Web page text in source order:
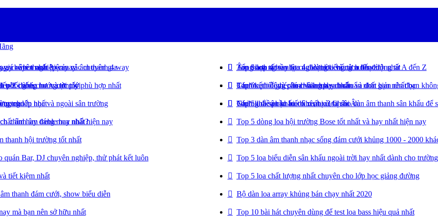
rẻ hot nhất hiện nay Top 5 loa nghe nhạc ngoài trời chống nước đỉnh nhất
trời chống nước cực tốt Top loa di động chính hãng hay nhất
trong lớp học và ngoài sân trường Top 5 loa sân khấu có xuất xứ Châu Âu
âm hay đáng mua nhất hiện nay Top 5 dòng loa hội trường Bose tốt nhất và hay nhất hiện nay
thanh hội trường tốt nhất Top 3 dàn âm thanh nhạc sống đám cưới khủng 1000 - 2000
quán Bar, DJ chuyên nghiệp, thử phát kết luôn Top 5 loa biểu diễn sân khấu ngoài trời hay nhất dành cho
tiết kiệm nhất Top 5 loa chất lượng nhất chuyên cho lớp học giảng đường
thanh đám cưới, show biểu diễn Bộ dàn loa array khủng bán chạy nhất 2020
mà bạn nên sở hữu nhất Top 10 bài hát chuyên dùng để test loa bass hiệu quả nhất
- âm thanh 3 way và âm thanh 4 way Âm thanh 4 way loa 4 đường tiếng từ a đến z
phối ghép loa và amply phù hợp nhất 3 bước phối ghép loa và amply chuẩn và đơn giản nhất bạn
chuẩn nhất Những điều cần biết khi mua loa cho dàn âm thanh sân khấu để
chuyên nghiệp của các chuyên gia Tổng hợp tất tần tật các loại loa và cách hoạt động từ A đến Z
Z dành cho người mới Cách kết nối và cân chỉnh loa sub chuẩn nhất bạn nên đọc
trục Cách khắc phục loa bì rè, bị ù, bị sôi
chỉnh âm treble hay nhất?